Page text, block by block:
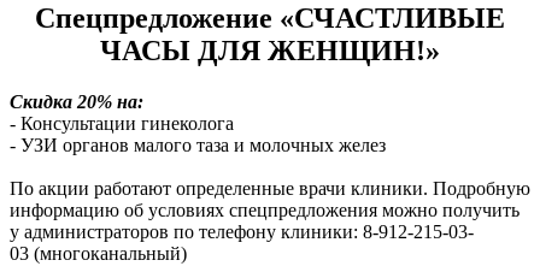
Спецпредложение «СЧАСТЛИВЫЕ
ЧАСЫ ДЛЯ ЖЕНЩИН!»
Скидка 20% на:
- Консультации гинеколога
- УЗИ органов малого таза и молочных желез
По акции работают определенные врачи клиники. Подробную
информацию об условиях спецпредложения можно получить
у администраторов по телефону клиники: 8-912-215-03-
03 (многоканальный)